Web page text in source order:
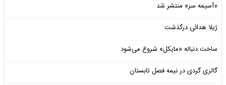
«آسیمه سر» منتشر شد
ژیلا هدائی درگذشت
ساخت دنباله «مایکل» شروع می‌شود
گالری گردی در نیمه فصل تابستان